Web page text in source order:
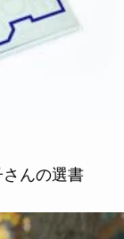
さんの選書